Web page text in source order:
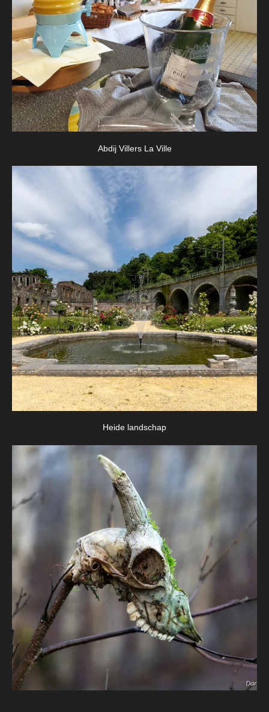
Abdij Villers La Ville
Heide landschap